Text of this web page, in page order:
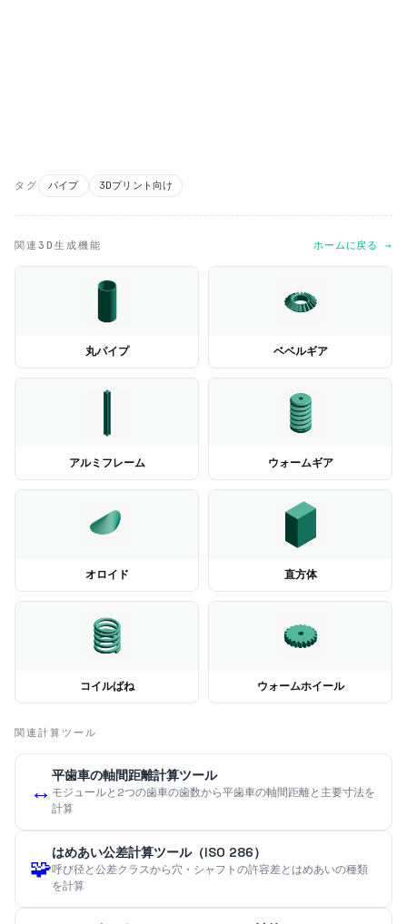
タグ パイプ 3Dプリント向け
関連3D生成機能 ホームに戻る →
丸パイプ ベベルギア
アルミフレーム ウォームギア
オロイド 直方体
コイルばね ウォームホイール
関連計算ツール
↔️
平歯車の軸間距離計算ツール
モジュールと2つの歯車の歯数から平歯車の軸間距離と主要寸法を
計算
🧩
はめあい公差計算ツール（ISO 286）
呼び径と公差クラスから穴・シャフトの許容差とはめあいの種類
を計算